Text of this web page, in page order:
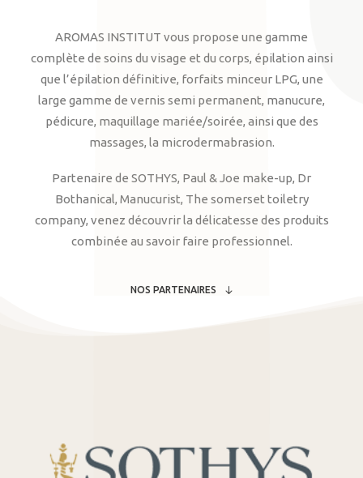
AROMAS INSTITUT vous propose une gamme
complète de soins du visage et du corps, épilation ainsi
que l’épilation définitive, forfaits minceur LPG, une
large gamme de vernis semi permanent, manucure,
pédicure, maquillage mariée/soirée, ainsi que des
massages, la microdermabrasion.
Partenaire de SOTHYS, Paul & Joe make-up, Dr
Bothanical, Manucurist, The somerset toiletry
company, venez découvrir la délicatesse des produits
combinée au savoir faire professionnel.
NOS PARTENAIRES